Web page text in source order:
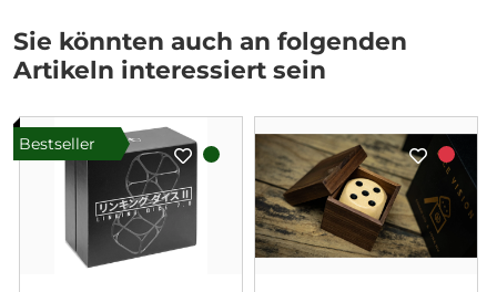
Sie könnten auch an folgenden
Artikeln interessiert sein
Bestseller